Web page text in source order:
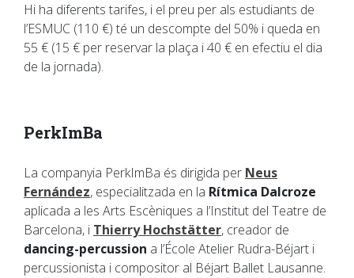
Hi ha diferents tarifes, i el preu per als estudiants de
l’ESMUC (110 €) té un descompte del 50% i queda en
55 € (15 € per reservar la plaça i 40 € en efectiu el dia
de la jornada).
PerkImBa
La companyia PerkImBa és dirigida per Neus
Fernández, especialitzada en la Rítmica Dalcroze
aplicada a les Arts Escèniques a l’Institut del Teatre de
Barcelona, i Thierry Hochstätter, creador de
dancing-percussion a l’École Atelier Rudra-Béjart i
percussionista i compositor al Béjart Ballet Lausanne.